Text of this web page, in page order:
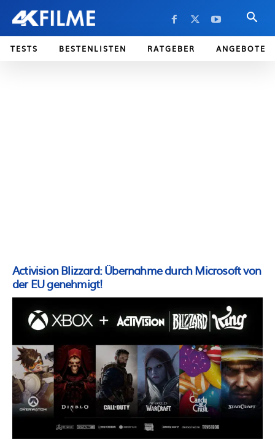
TESTS BESTENLISTEN RATGEBER ANGEBOTE
Activision Blizzard: Übernahme durch Microsoft von
der EU genehmigt!